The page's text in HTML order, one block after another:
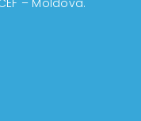
– Moldova.